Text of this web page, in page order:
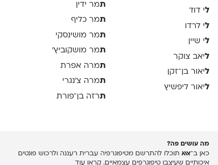
לי דוד
לי לרדו
לי שיין
ליאב צוקר
ליאור בן־זקן
ליאור ליפשיץ
תמר ידין
תמר כליף
תמר מושינסקי
תמר מושקוביץ'
תמרה אפרת
תמרה צ׳נגרי
תרזה בן־פורת
מה עושים פה?
כאן ב־אאאתוכלו להתרשם מטיפוגרפיה עברית רעננה ולרכוש פונטים
איכותיים שעיצבו טיפוגרפים עצמאיים. קראו עוד